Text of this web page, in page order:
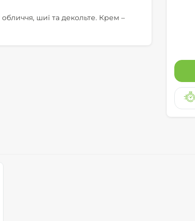
шиї та декольте. Крем –